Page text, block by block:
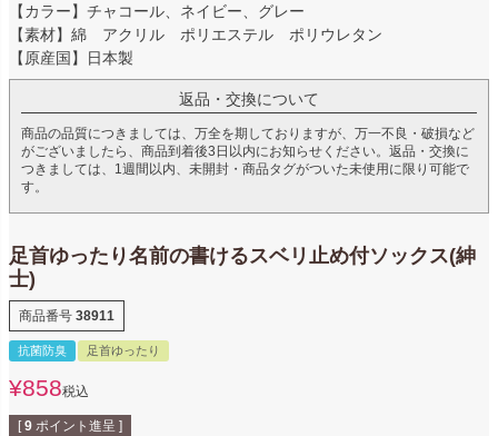
【カラー】チャコール、ネイビー、グレー
【素材】綿 アクリル ポリエステル ポリウレタン
【原産国】日本製
返品・交換について
商品の品質につきましては、万全を期しておりますが、万一不良・破損など
がございましたら、商品到着後3日以内にお知らせください。返品・交換に
つきましては、1週間以内、未開封・商品タグがついた未使用に限り可能で
す。
足首ゆったり名前の書けるスベリ止め付ソックス(紳
士)
商品番号 38911
抗菌防臭 足首ゆったり
¥858税込
[ 9 ポイント進呈 ]